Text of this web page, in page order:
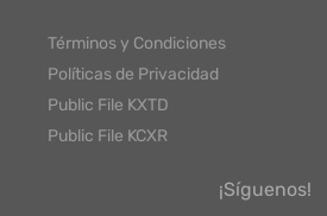
Términos y Condiciones
Políticas de Privacidad
Public File KXTD
Public File KCXR
¡Síguenos!